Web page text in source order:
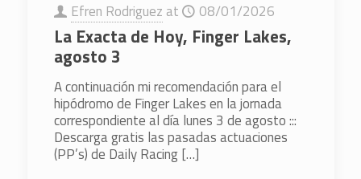
Efren Rodriguez at 08/01/2026
La Exacta de Hoy, Finger Lakes,
agosto 3
A continuación mi recomendación para el
hipódromo de Finger Lakes en la jornada
correspondiente al día lunes 3 de agosto :::
Descarga gratis las pasadas actuaciones
(PP’s) de Daily Racing[…]